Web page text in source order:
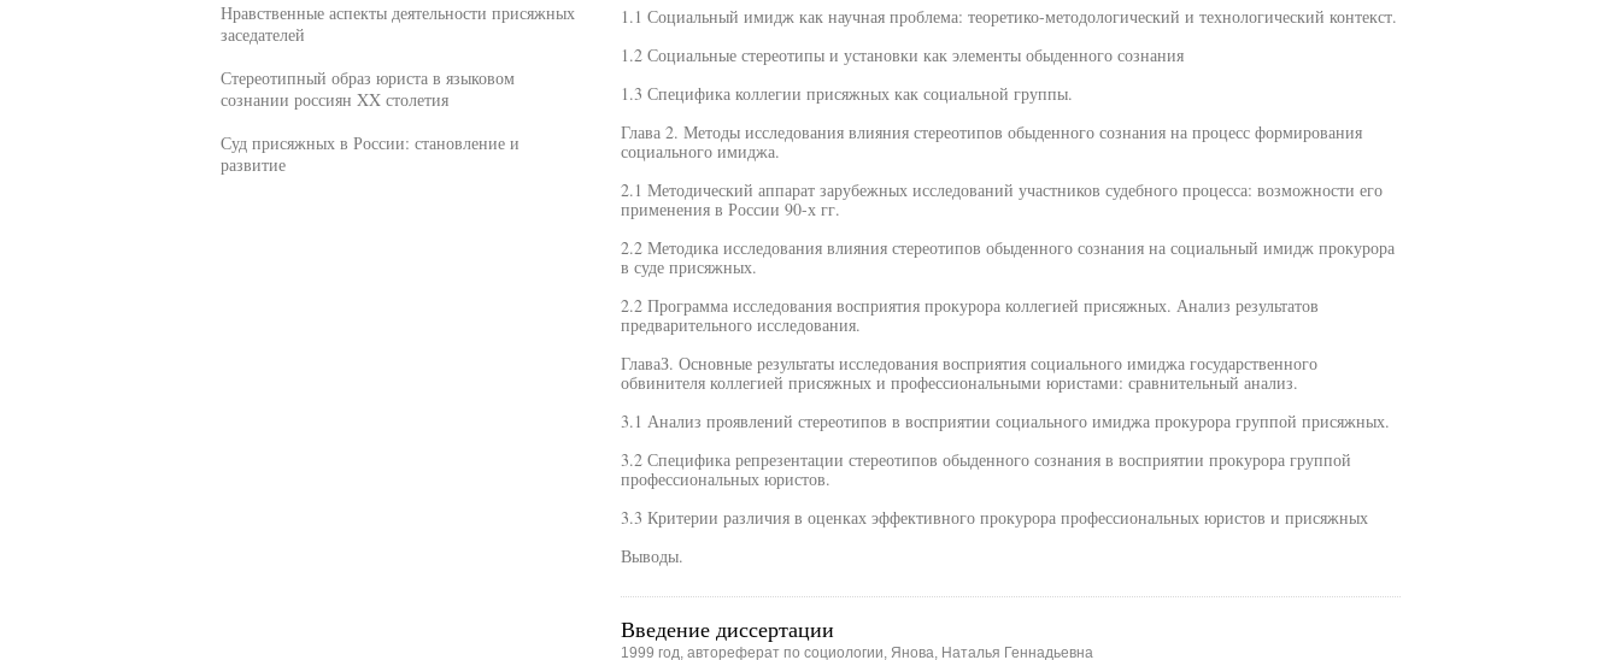
1.1 Социальный имидж как научная проблема: теоретико-методологический и технологический контекст.
1.2 Социальные стереотипы и установки как элементы обыденного сознания
1.3 Специфика коллегии присяжных как социальной группы.
Глава 2. Методы исследования влияния стереотипов обыденного сознания на процесс формирования
социального имиджа.
2.1 Методический аппарат зарубежных исследований участников судебного процесса: возможности его
применения в России 90-х гг.
2.2 Методика исследования влияния стереотипов обыденного сознания на социальный имидж прокурора
в суде присяжных.
2.2 Программа исследования восприятия прокурора коллегией присяжных. Анализ результатов
предварительного исследования.
ГлаваЗ. Основные результаты исследования восприятия социального имиджа государственного
обвинителя коллегией присяжных и профессиональными юристами: сравнительный анализ.
3.1 Анализ проявлений стереотипов в восприятии социального имиджа прокурора группой присяжных.
3.2 Специфика репрезентации стереотипов обыденного сознания в восприятии прокурора группой
профессиональных юристов.
3.3 Критерии различия в оценках эффективного прокурора профессиональных юристов и присяжных
Выводы.
Введение диссертации
1999 год, автореферат по социологии, Янова, Наталья Геннадьевна
Нравственные аспекты деятельности присяжных
заседателей
Стереотипный образ юриста в языковом
сознании россиян XX столетия
Суд присяжных в России: становление и
развитие